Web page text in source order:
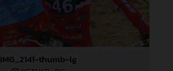
IMG_2141-thumb-lg